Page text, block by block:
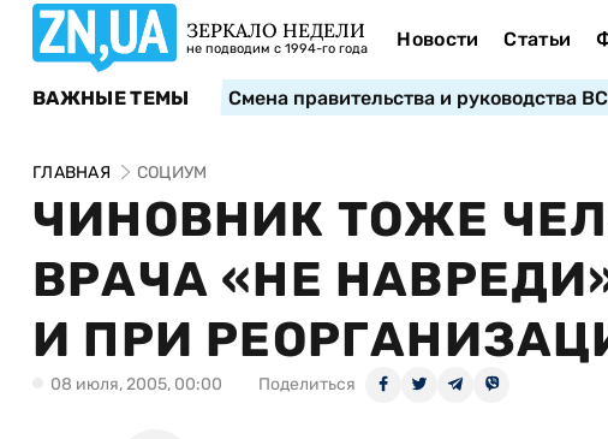
ЗЕРКАЛО НЕДЕЛИ
не подводим с 1994-го года Новости Статьи
ВАЖНЫЕ ТЕМЫ Смена правительства и руководства
ГЛАВНАЯ СОЦИУМ
ЧИНОВНИК ТОЖЕ
ВРАЧА «НЕ
И ПРИ
08 июля, 2005, 00:00 Поделиться